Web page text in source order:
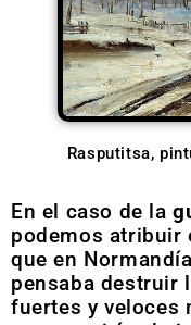
Rasputitsa,
En el caso de la
podemos atribuir
que en
pensaba destruir
fuertes y veloces